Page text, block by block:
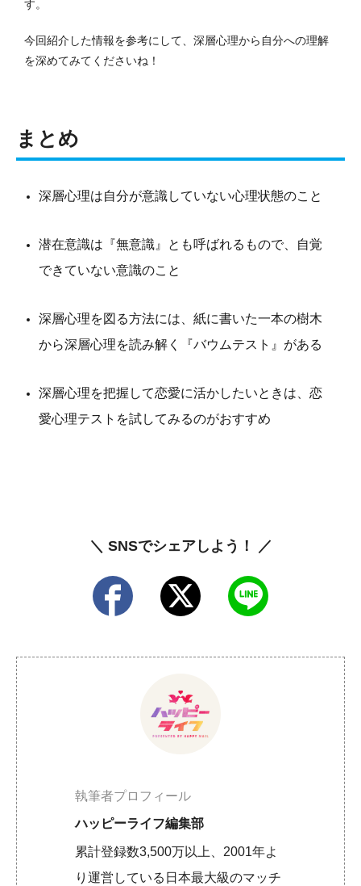
す。
今回紹介した情報を参考にして、深層心理から自分への理解
を深めてみてくださいね！
まとめ
深層心理は自分が意識していない心理状態のこと
潜在意識は『無意識』とも呼ばれるもので、自覚
できていない意識のこと
深層心理を図る方法には、紙に書いた一本の樹木
から深層心理を読み解く『バウムテスト』がある
深層心理を把握して恋愛に活かしたいときは、恋
愛心理テストを試してみるのがおすすめ
＼ SNSでシェアしよう！ ／
執筆者プロフィール
ハッピーライフ編集部
累計登録数3,500万以上、2001年よ
り運営している日本最大級のマッチ